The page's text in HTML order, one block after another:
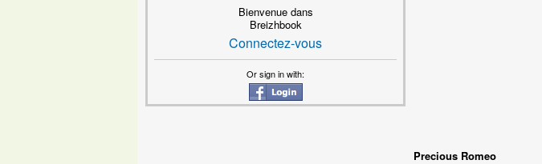
Bienvenue dans
Breizhbook
Connectez-vous
Or sign in with:
Precious Romeo